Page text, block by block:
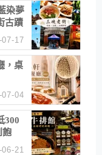
染夢
古蹟
07-17
，桌
07-04
300
飽
21